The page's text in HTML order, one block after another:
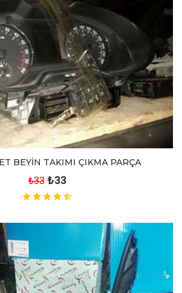
BEYİN TAKIMI ÇIKMA PARÇA
₺33 ₺33